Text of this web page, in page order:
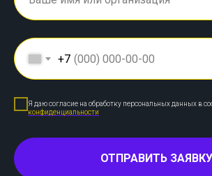
+7
Я даю согласие на обработку персональных данных в
конфиденциальности
ОТПРАВИТЬ ЗАЯВКУ